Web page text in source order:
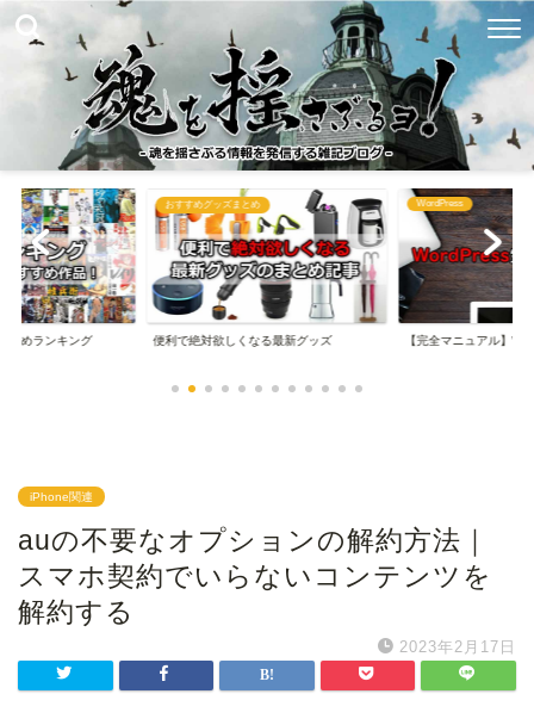
る最新グッズ
WordPress
【完全マニュアル】WordPressの始め方
ブログ関連まとめ
【完全マニュアル】は
iPhone関連
auの不要なオプションの解約方法｜
スマホ契約でいらないコンテンツを
解約する
2023年2月17日